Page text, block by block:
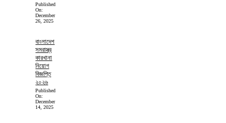
Published
On:
December
26, 2025
বাংলাদেশ
সমরাস্ত্র
কারখানা
নিয়োগ
বিজ্ঞপ্তি
২০২৬
Published
On:
December
14, 2025